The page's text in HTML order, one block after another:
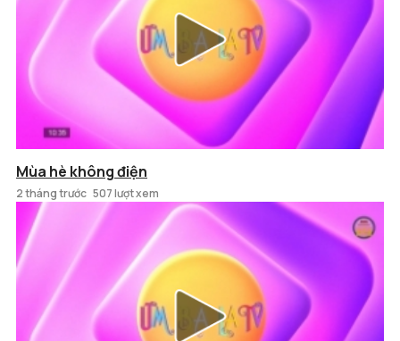
Mùa hè không điện
2 tháng trước 507 lượt xem